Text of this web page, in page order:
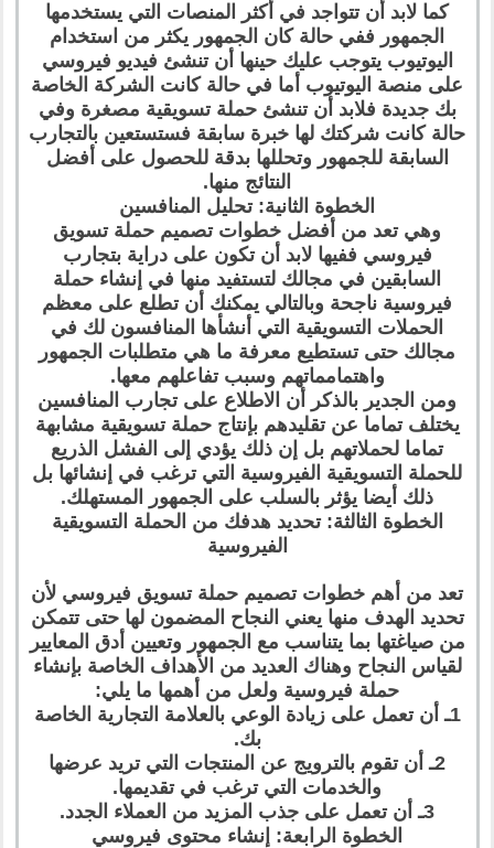
كما لابد أن تتواجد في أكثر المنصات التي يستخدمها
الجمهور ففي حالة كان الجمهور يكثر من استخدام
اليوتيوب يتوجب عليك حينها أن تنشئ فيديو فيروسي
على منصة اليوتيوب أما في حالة كانت الشركة الخاصة
بك جديدة فلابد أن تنشئ حملة تسويقية مصغرة وفي
حالة كانت شركتك لها خبرة سابقة فستستعين بالتجارب
السابقة للجمهور وتحللها بدقة للحصول على أفضل
النتائج منها.
الخطوة الثانية: تحليل المنافسين
وهي تعد من أفضل خطوات تصميم حملة تسويق
فيروسي ففيها لابد أن تكون على دراية بتجارب
السابقين في مجالك لتستفيد منها في إنشاء حملة
فيروسية ناجحة وبالتالي يمكنك أن تطلع على معظم
الحملات التسويقية التي أنشأها المنافسون لك في
مجالك حتى تستطيع معرفة ما هي متطلبات الجمهور
واهتمامماتهم وسبب تفاعلهم معها.
ومن الجدير بالذكر أن الاطلاع على تجارب المنافسين
يختلف تماما عن تقليدهم بإنتاج حملة تسويقية مشابهة
تماما لحملاتهم بل إن ذلك يؤدي إلى الفشل الذريع
للحملة التسويقية الفيروسية التي ترغب في إنشائها بل
ذلك أيضا يؤثر بالسلب على الجمهور المستهلك.
الخطوة الثالثة: تحديد هدفك من الحملة التسويقية
الفيروسية
تعد من أهم خطوات تصميم حملة تسويق فيروسي لأن
تحديد الهدف منها يعني النجاح المضمون لها حتى تتمكن
من صياغتها بما يتناسب مع الجمهور وتعيين أدق المعايير
لقياس النجاح وهناك العديد من الأهداف الخاصة بإنشاء
حملة فيروسية ولعل من أهمها ما يلي:
1ـ أن تعمل على زيادة الوعي بالعلامة التجارية الخاصة
بك.
2ـ أن تقوم بالترويج عن المنتجات التي تريد عرضها
والخدمات التي ترغب في تقديمها.
3ـ أن تعمل على جذب المزيد من العملاء الجدد.
الخطوة الرابعة: إنشاء محتوى فيروسي